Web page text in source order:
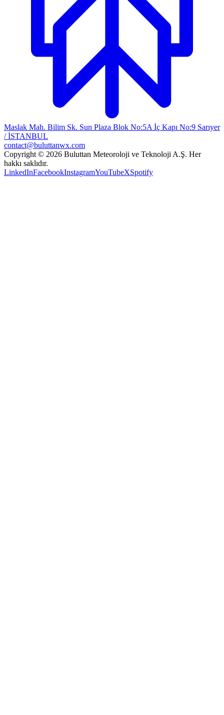
Maslak Mah. Bilim Sk. Sun Plaza Blok No:5A İç Kapı No:9 Sarıyer
/ İSTANBUL
contact@buluttanwx.com
Copyright © 2026 Buluttan Meteoroloji ve Teknoloji A.Ş. Her
hakkı saklıdır.
LinkedInFacebookInstagramYouTubeXSpotify